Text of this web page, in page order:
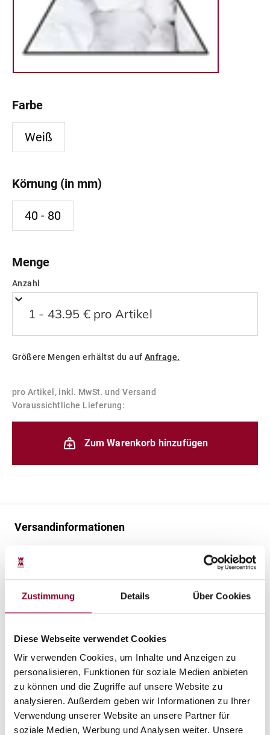
Zustimmung Details Über Cookies
Diese Webseite verwendet Cookies
Wir verwenden Cookies, um Inhalte und Anzeigen zu
personalisieren, Funktionen für soziale Medien anbieten
zu können und die Zugriffe auf unsere Website zu
analysieren. Außerdem geben wir Informationen zu Ihrer
Verwendung unserer Website an unsere Partner für
soziale Medien, Werbung und Analysen weiter. Unsere
Farbe
Weiß
Körnung (in mm)
40 - 80
Menge
Anzahl
1 - 43.95 € pro Artikel
Größere Mengen erhältst du auf Anfrage.
pro Artikel, inkl. MwSt. und Versand
Voraussichtliche Lieferung:
Zum Warenkorb hinzufügen
Versandinformationen
Die Ware wird jeweils nach Vertragsschluss und bei
vereinbarter Vorauszahlung nach dem Zeitpunkt deines
adäquater Transportverpackung durch DHL in 2-3
Werktagen angeliefert. Ab 12 Paketen erfolgt der
nichtpaketversandfähigen Waren (Big Bag) durch eine
Spedition innerhalb von 8-10 Werktagen bis zur
Bordsteinkante. Die Lieferung erfolgt nur im Inland
(Deutschland) und auf befestigten Straßen bis zur
Bordsteinkante. Bitte teile uns eine Telefonnummer mit,
unter der du für den Fahrer der Spedition erreichbar bist
oder erteile uns per E-Mail eine Abstellgenehmigung am